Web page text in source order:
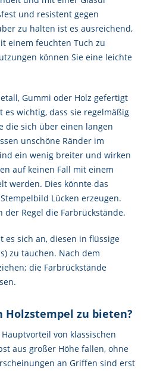
und resistent gegen
zu halten ist es ausreichend,
einem feuchten Tuch zu
können Sie eine leichte
Gummi oder Holz gefertigt
wichtig, dass sie regelmäßig
die sich über einen langen
unschöne Ränder im
ein wenig breiter und wirken
auf keinen Fall mit einem
werden. Dies könnte das
Lücken erzeugen.
der Regel die Farbrückstände.
es sich an, diesen in flüssige
zu tauchen. Nach dem
die Farbrückstände
Holzstempel zu bieten?
von klassischen
aus großer Höhe fallen, ohne
an Griffen sind erst